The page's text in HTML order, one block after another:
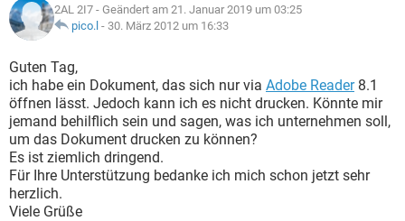
FACEBOOK HARDWARE
WINDOWS 10 INSTAGRAM
WHATSAPP
FACEBOOK
ANDROID IOS
WHATSAPP TIKTOK
FACEBOOK HARDWARE
LEXIKON
SPIELE
ANDROID
WINDOWS 10 INSTAGRAM
WHATSAPP TIKTOK
FACEBOOK
2AL 2I7 - Geändert am 21. Januar 2019 um 03:25
pico.l - 30. März 2012 um 16:33
Guten Tag,
ich habe ein Dokument, das sich nur via Adobe Reader8.1
öffnen lässt. Jedoch kann ich es nicht drucken. Könnte mir
jemand behilflich sein und sagen, was ich unternehmen soll,
um das Dokument drucken zu können?
Es ist ziemlich dringend.
Für Ihre Unterstützung bedanke ich mich schon jetzt sehr
herzlich.
Viele Grüße